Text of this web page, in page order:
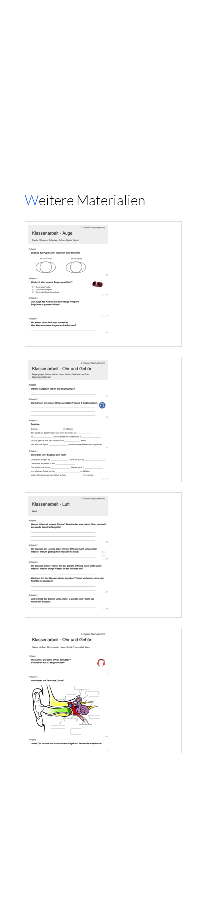
Weitere Materialien